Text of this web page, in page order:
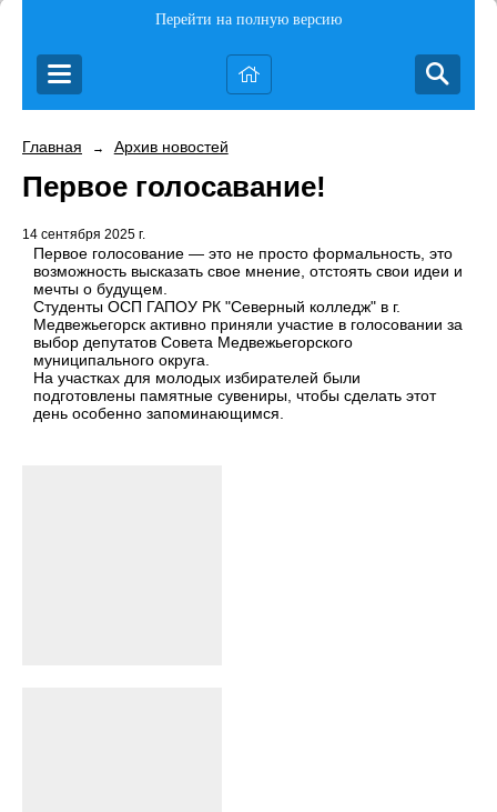
Перейти на полную версию
Главная → Архив новостей
Первое голосавание!
14 сентября 2025 г.
Первое голосование — это не просто формальность, это
возможность высказать свое мнение, отстоять свои идеи и
мечты о будущем.
Студенты ОСП ГАПОУ РК "Северный колледж" в г.
Медвежьегорск активно приняли участие в голосовании за
выбор депутатов Совета Медвежьегорского
муниципального округа.
На участках для молодых избирателей были
подготовлены памятные сувениры, чтобы сделать этот
день особенно запоминающимся.